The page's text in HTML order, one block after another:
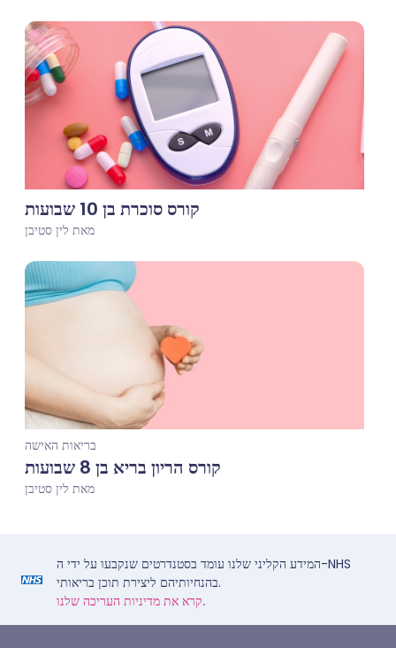
קורס סוכרת בן 10 שבועות
מאת לין סטיבן
בריאות האישה
קורס הריון בריא בן 8 שבועות
מאת לין סטיבן
המידע הקליני שלנו עומד בסטנדרטים שנקבעו על ידי ה-NHS
בהנחיותיהם ליצירת תוכן בריאותי.
קרא את מדיניות העריכה שלנו.